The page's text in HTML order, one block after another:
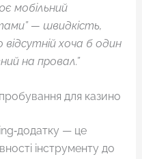
мобільний
— швидкість,
хоча б один
на провал.”
для казино
— це
інструменту до